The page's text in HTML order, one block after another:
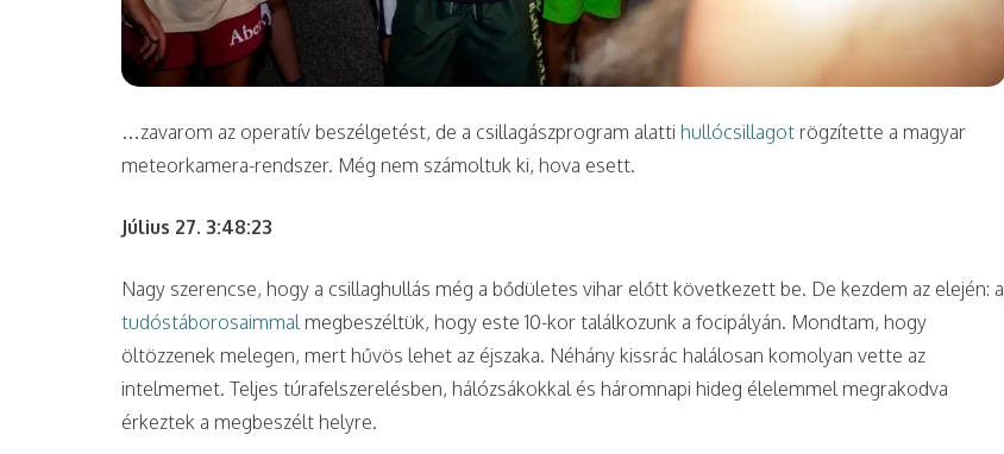
…zavarom az operatív beszélgetést, de a csillagászprogram alatti hullócsillagot rögzítette a magyar
meteorkamera-rendszer. Még nem számoltuk ki, hova esett.
Július 27. 3:48:23
Nagy szerencse, hogy a csillaghullás még a bődületes vihar előtt következett be. De kezdem az elején: a
tudóstáborosaimmalmegbeszéltük, hogy este 10-kor találkozunk a focipályán. Mondtam, hogy
öltözzenek melegen, mert hűvös lehet az éjszaka. Néhány kissrác halálosan komolyan vette az
intelmemet. Teljes túrafelszerelésben, hálózsákokkal és háromnapi hideg élelemmel megrakodva
érkeztek a megbeszélt helyre.